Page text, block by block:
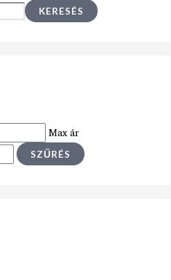
KERESÉS
Max ár
SZŰRÉS